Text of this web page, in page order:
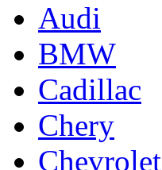
Audi
BMW
Cadillac
Chery
Chevrolet